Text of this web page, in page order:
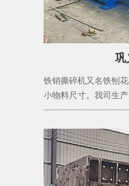
巩
铁销撕碎机又名铁刨
小物料尺寸。我司生